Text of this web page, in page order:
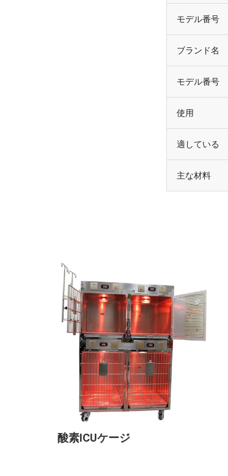
モデル番号
ブランド名
モデル番号
使用
適している
主な材料
酸素ICUケージ